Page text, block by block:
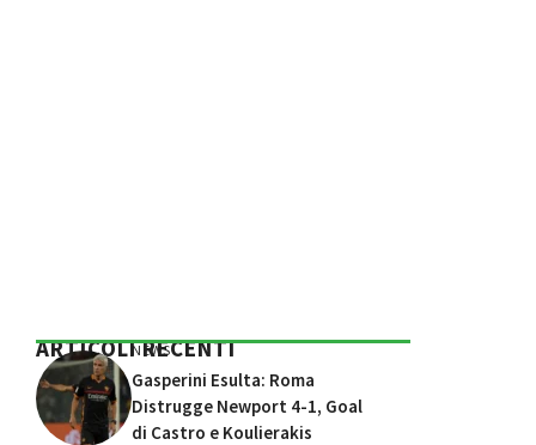
ARTICOLI RECENTI
NEWS
Gasperini Esulta: Roma
Distrugge Newport 4-1, Goal
di Castro e Koulierakis